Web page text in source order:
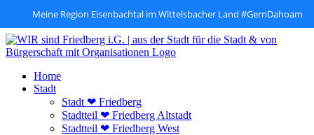
Meine Region Eisenbachtal im Wittelsbacher Land #GernDahoam
Zum
Inhalt
Home
Stadt
Stadt ❤ Friedberg
Stadtteil ❤ Friedberg Altstadt
Stadtteil ❤ Friedberg West